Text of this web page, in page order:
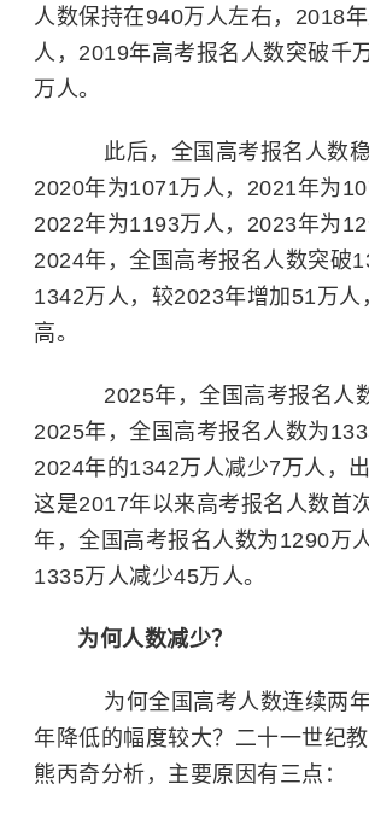
人数保持在940万人左右，2018
人，2019年高考报名人数突破千
万人。
此后，全国高考报名人数稳
2020年为1071万人，2021年为
2022年为1193万人，2023年为
2024年，全国高考报名人数突破
1342万人，较2023年增加51万人
高。
2025年，全国高考报名人数
2025年，全国高考报名人数为
2024年的1342万人减少7万人，出
这是2017年以来高考报名人数首
年，全国高考报名人数为1290万
1335万人减少45万人。
为何人数减少？
为何全国高考人数连续两
年降低的幅度较大？二十一世纪
熊丙奇分析，主要原因有三点：